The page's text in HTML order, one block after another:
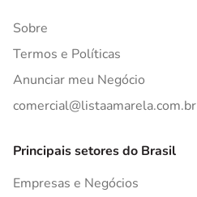
Sobre
Termos e Políticas
Anunciar meu Negócio
comercial@listaamarela.com.br
Principais setores do Brasil
Empresas e Negócios